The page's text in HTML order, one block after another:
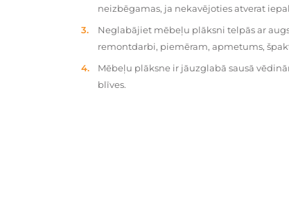
neizbēgamas, ja nekavējoties atverat
Neglabājiet mēbeļu plāksni telpās ar
remontdarbi, piemēram, apmetums,
Mēbeļu plāksne ir jāuzglabā sausā
blīves.